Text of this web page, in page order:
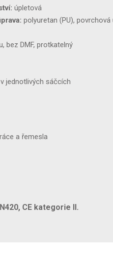
úpletová
polyuretan (PU),
bez DMF, protkatelný
jednotlivých sáčcích
a řemesla
CE kategorie II.